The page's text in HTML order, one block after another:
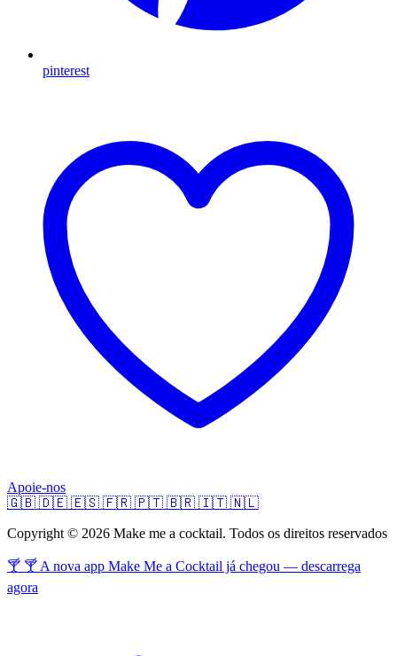
pinterest
Apoie-nos
🇬🇧 🇩🇪 🇪🇸 🇫🇷 🇵🇹 🇧🇷 🇮🇹 🇳🇱
Copyright © 2026 Make me a cocktail. Todos os direitos reservados
🍸 🍸 A nova app Make Me a Cocktail já chegou — descarrega
agora